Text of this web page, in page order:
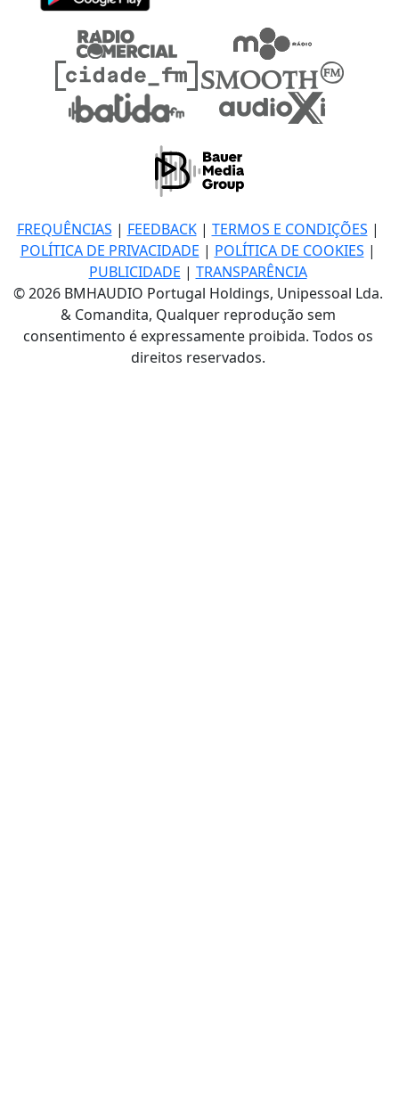
FREQUÊNCIAS | FEEDBACK| TERMOS E CONDIÇÕES |
POLÍTICA DE PRIVACIDADE | POLÍTICA DE COOKIES |
PUBLICIDADE | TRANSPARÊNCIA
© 2026 BMHAUDIO Portugal Holdings, Unipessoal Lda.
& Comandita, Qualquer reprodução sem
consentimento é expressamente proibida. Todos os
direitos reservados.